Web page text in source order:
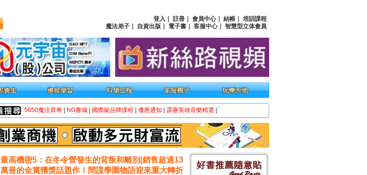
登入 註冊 會員中心｜ 結帳
培訓課程
魔法弟子
自資出版 電子書 客服中心｜ 智慧型立体會員
5050魔法眾籌 NG書城 國際級品牌課程 優惠通知 霹靂英雄音樂精選
最高機密5：在冬令營發生的背叛和離別(銷售超過13
萬冊的金賞獲獎話題作！間諜學園物語迎來重大轉折